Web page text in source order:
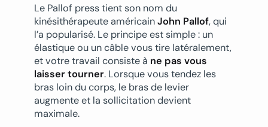
Le Pallof press tient son nom du
kinésithérapeute américainJohn Pallof, qui
l’a popularisé. Le principe est simple : un
élastique ou un câble vous tire latéralement,
et votre travail consiste à ne pas vous
laisser tourner. Lorsque vous tendez les
bras loin du corps, le bras de levier
augmente et la sollicitation devient
maximale.